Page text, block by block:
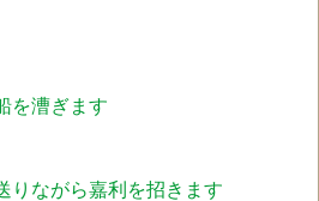
を漕ぎます
りながら嘉利を招きます